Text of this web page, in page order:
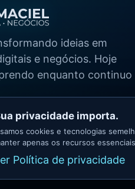
ideias em
e negócios. Hoje
enquanto continuo
direitos reservadosAsllan Maciel
privacidade importa.
cookies e tecnologias
apenas os recursos
Política de privacidade